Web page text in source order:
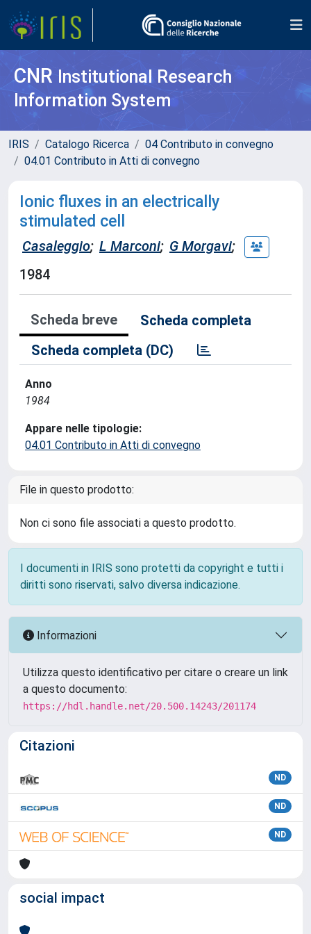
CNR Institutional Research
Information System
IRIS Catalogo Ricerca
04 Contributo in convegno
04.01 Contributo in Atti di convegno
Ionic fluxes in an electrically
stimulated cell
Casaleggio; L Marconi; G Morgavi;
1984
Scheda breve
Scheda completa
Scheda completa (DC)
Anno
1984
Appare nelle tipologie:
04.01 Contributo in Atti di convegno
File in questo prodotto:
Non ci sono file associati a questo prodotto.
I documenti in IRIS sono protetti da copyright e tutti i
diritti sono riservati, salvo diversa indicazione.
Informazioni
Utilizza questo identificativo per citare o creare un link
a questo documento:
https://hdl.handle.net/20.500.14243/201174
Citazioni
ND
ND
ND
social impact